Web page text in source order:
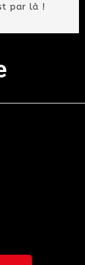
par là !